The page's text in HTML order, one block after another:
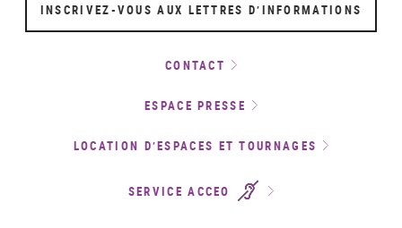
INSCRIVEZ-VOUS AUX LETTRES D’INFORMATIONS
CONTACT
ESPACE PRESSE
LOCATION D’ESPACES ET TOURNAGES
SERVICE ACCEO